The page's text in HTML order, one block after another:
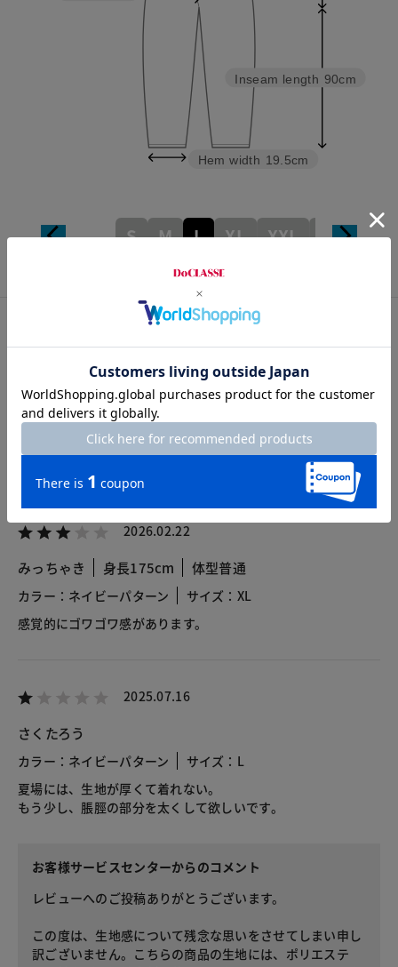
Inseam length 90cm
Hem width 19.5cm
S M L XL XXL XXXL
カスタマーレビュー
2.4 5レビュー
2026.02.22
みっちゃき 身長175cm 体型普通
カラー：ネイビーパターン
サイズ：XL
感覚的にゴワゴワ感があります。
2025.07.16
さくたろう
カラー：ネイビーパターン
サイズ：L
夏場には、生地が厚くて着れない。
もう少し、脹脛の部分を太くして欲しいです。
お客様サービスセンターからのコメント
レビューへのご投稿ありがとうございます。
この度は、生地感について残念な思いをさせてしまい申し
訳ございません。こちらの商品の生地には、ポリエステ